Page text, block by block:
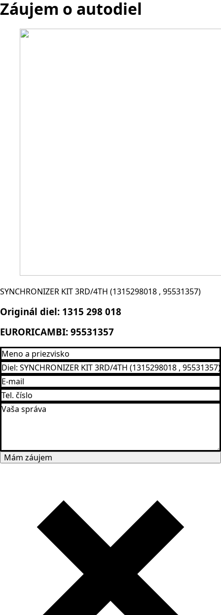
Záujem o autodiel
SYNCHRONIZER KIT 3RD/4TH (1315298018 , 95531357)
Originál diel: 1315 298 018
EURORICAMBI: 95531357
Mám záujem